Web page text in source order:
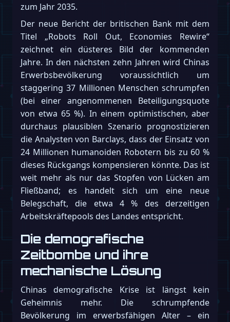
zum Jahr 2035.
Der neue Bericht der britischen Bank mit dem
Titel „Robots Roll Out, Economies Rewire“
zeichnet ein düsteres Bild der kommenden
Jahre. In den nächsten zehn Jahren wird Chinas
Erwerbsbevölkerung voraussichtlich um
staggering 37 Millionen Menschen schrumpfen
(bei einer angenommenen Beteiligungsquote
von etwa 65 %). In einem optimistischen, aber
durchaus plausiblen Szenario prognostizieren
die Analysten von Barclays, dass der Einsatz von
24 Millionen humanoiden Robotern bis zu 60 %
dieses Rückgangs kompensieren könnte. Das ist
weit mehr als nur das Stopfen von Lücken am
Fließband; es handelt sich um eine neue
Belegschaft, die etwa 4 % des derzeitigen
Arbeitskräftepools des Landes entspricht.
Die demografische
Zeitbombe und ihre
mechanische Lösung
Chinas demografische Krise ist längst kein
Geheimnis mehr. Die schrumpfende
Bevölkerung im erwerbsfähigen Alter – ein